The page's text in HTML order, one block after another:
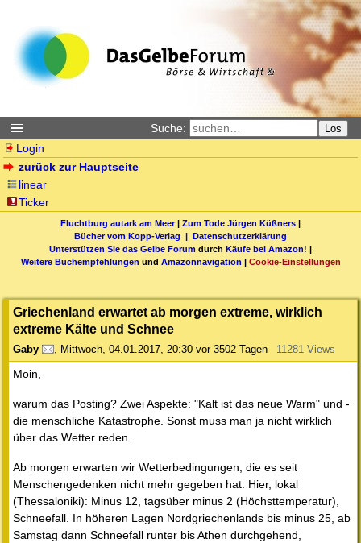
Suche: Los
Login
zurück zur Hauptseite
linear
Ticker
Fluchtburg autark am Meer| Zum Tode Jürgen Küßners |
Bücher vom Kopp-Verlag | Datenschutzerklärung
Unterstützen Sie das Gelbe Forum durch Käufe bei Amazon! |
Weitere Buchempfehlungen und Amazonnavigation | Cookie-Einstellungen
Griechenland erwartet ab morgen extreme, wirklich
extreme Kälte und Schnee
Gaby , Mittwoch, 04.01.2017, 20:30 vor 3502 Tagen 11281 Views
Moin,
warum das Posting? Zwei Aspekte: "Kalt ist das neue Warm" und -
die menschliche Katastrophe. Sonst muss man ja nicht wirklich
über das Wetter reden.
Ab morgen erwarten wir Wetterbedingungen, die es seit
Menschengedenken nicht mehr gegeben hat. Hier, lokal
(Thessaloniki): Minus 12, tagsüber minus 2 (Höchsttemperatur),
Schneefall. In höheren Lagen Nordgriechenlands bis minus 25, ab
Samstag dann Schneefall runter bis Athen durchgehend,